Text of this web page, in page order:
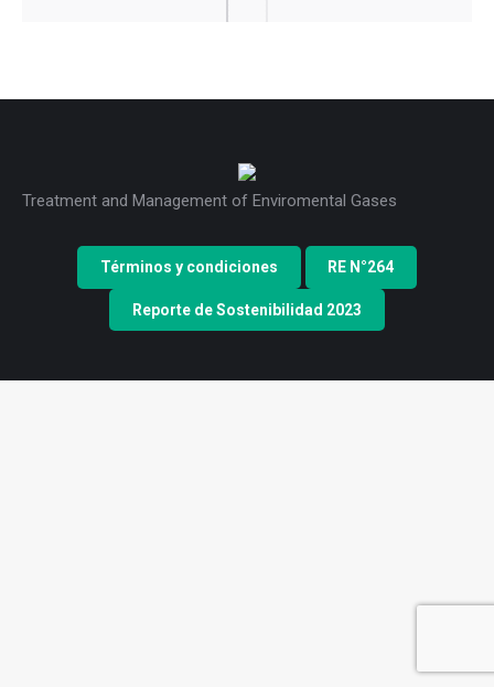
Treatment and Management of Enviromental Gases
Términos y condiciones RE N°264
Reporte de Sostenibilidad 2023